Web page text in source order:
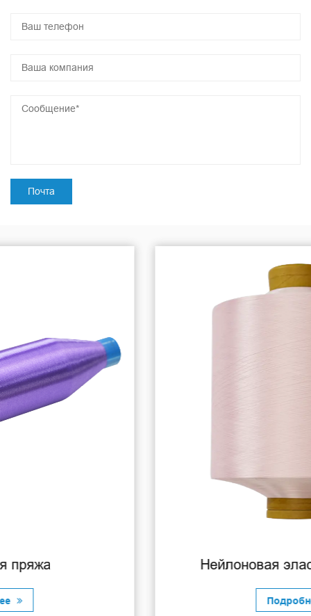
Нейлоновая эластичная пряжа